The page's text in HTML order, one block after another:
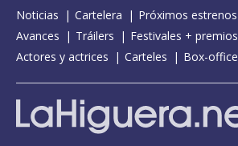
Noticias Cartelera Próximos estrenos
Avances
Tráilers
Festivales + premios
Actores y actrices
Carteles Box-office